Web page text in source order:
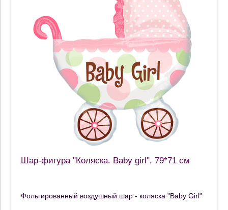
Шар-фигура "Коляска. Baby girl", 79*71 см
Фольгированный воздушный шар - коляска "Baby Girl"